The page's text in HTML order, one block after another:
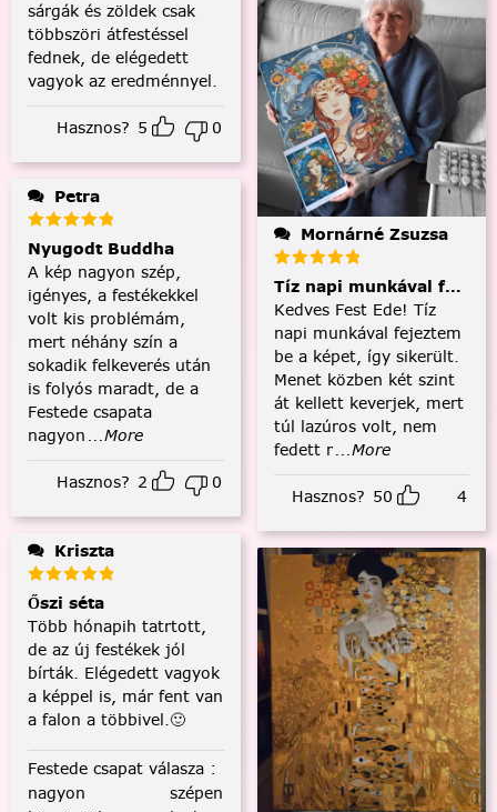
sárgák és zöldek csak
többszöri átfestéssel
fednek, de elégedett
vagyok az eredménnyel.
Hasznos? 5 0
Petra
Nyugodt Buddha
A kép nagyon szép,
igényes, a festékekkel
volt kis problémám,
mert néhány szín a
sokadik felkeverés után
is folyós maradt, de a
Festede csapata
nagyon ...More
Hasznos? 2 0
Kriszta
Őszi séta
Több hónapih tatrtott,
de az új festékek jól
bírták. Elégedett vagyok
a képpel is, már fent van
a falon a többivel.🙂
Festede csapat válasza :
nagyon szépen
Mornárné Zsuzsa
Tíz napi munkával
Kedves Fest Ede! Tíz
napi munkával fejeztem
be a képet, így sikerült.
Menet közben két szint
át kellett keverjek, mert
túl lazúros volt, nem
fedett r...More
Hasznos? 50 4